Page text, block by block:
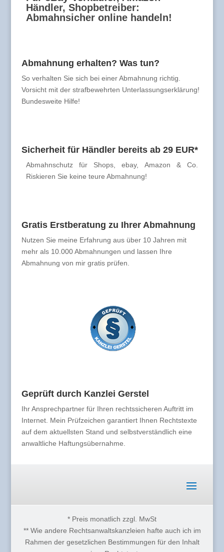
Händler, Shopbetreiber:
Abmahnsicher online handeln!
Abmahnung erhalten? Was tun?
So verhalten Sie sich bei einer Abmahnung richtig.
Vorsicht mit der strafbewehrten Unterlassungserklärung!
Bundesweite Hilfe!
Sicherheit für Händler bereits ab 29 EUR*
Abmahnschutz für Shops, ebay, Amazon & Co.
Riskieren Sie keine teure Abmahnung!
Gratis Erstberatung zu Ihrer Abmahnung
Nutzen Sie meine Erfahrung aus über 10 Jahren mit
mehr als 10.000 Abmahnungen und lassen Ihre
Abmahnung von mir gratis prüfen.
Geprüft durch Kanzlei Gerstel
Ihr Ansprechpartner für Ihren rechtssicheren Auftritt im
Internet. Mein Prüfzeichen garantiert Ihnen Rechtstexte
auf dem aktuellsten Stand und selbstverständlich eine
anwaltliche Haftungsübernahme.
* Preis monatlich zzgl. MwSt
** Wie andere Rechtsanwaltskanzleien hafte auch ich im
Rahmen der gesetzlichen Bestimmungen für den Inhalt